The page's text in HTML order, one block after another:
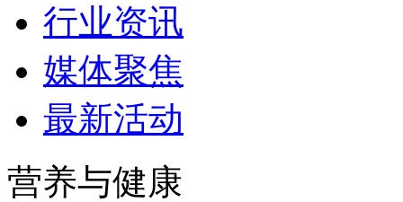
行业资讯
媒体聚焦
最新活动
营养与健康